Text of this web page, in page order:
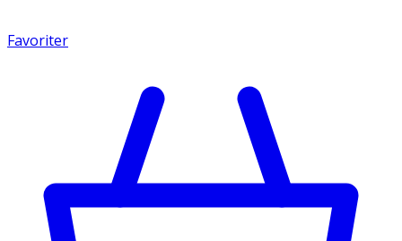
Favoriter